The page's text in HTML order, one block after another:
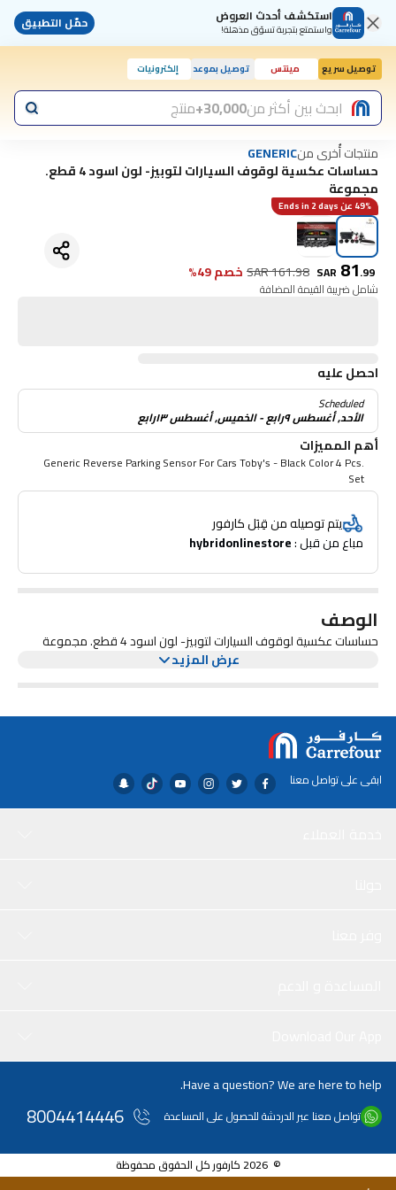
استكشف أحدث العروض
واستمتع بتجربة تسوّق مذهلة! حمّل التطبيق
توصيل سريع مينتس توصيل بموعد إلكترونيات
ابحث بين أكثر من30,000+ منتج
منتجات أُخرى منGENERIC
حساسات عكسية لوقوف السيارات لتوبيز- لون اسود 4 قطع.
مجموعة
49% عن Ends in 2 days
SAR 81.99
SAR161.98 خصم 49%
شامل ضريبة القيمة المضافة
احصل عليه
Scheduled
الأحد, أغسطس ٩رابع - الخميس, أغسطس ١٣رابع
أهم المميزات
Generic Reverse Parking Sensor For Cars Toby's - Black Color 4 Pcs.
Set
يتم توصيله من قِبَل كارفور
مباع من قبل : hybridonlinestore
الوصف
حساسات عكسية لوقوف السيارات لتوبيز- لون اسود 4 قطع. مجموعة
عرض المزيد
ابقى على تواصل معنا
Have a question? We are here to help.
تواصل معنا عبر الدردشة للحصول على المساعدة 8004414446
© 2026 كارفور كل الحقوق محفوظة